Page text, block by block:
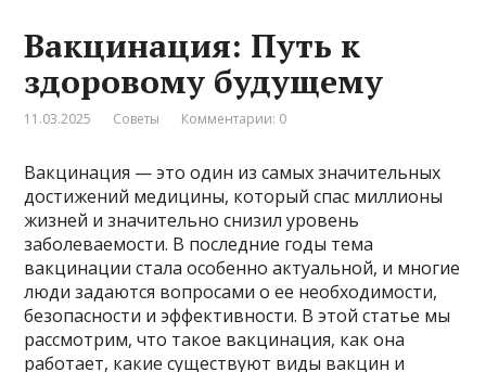
Вакцинация: Путь к
здоровому будущему
11.03.2025 Советы Комментарии: 0
Вакцинация — это один из самых значительных
достижений медицины, который спас миллионы
жизней и значительно снизил уровень
заболеваемости. В последние годы тема
вакцинации стала особенно актуальной, и многие
люди задаются вопросами о ее необходимости,
безопасности и эффективности. В этой статье мы
рассмотрим, что такое вакцинация, как она
работает, какие существуют виды вакцин и